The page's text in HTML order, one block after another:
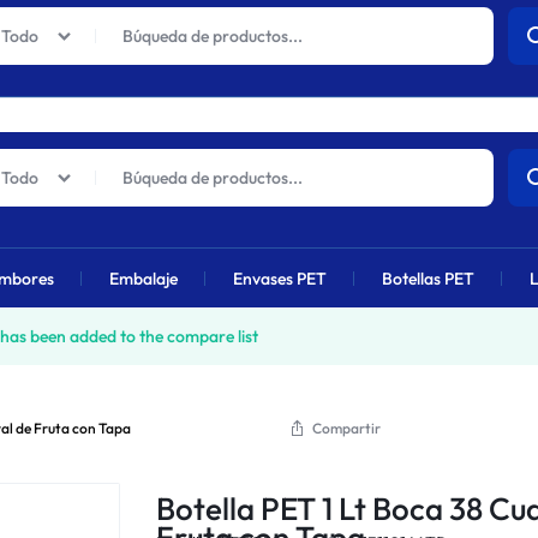
actuales sufrirán un aumento global próximamente debido al alza en
Todo
Embalaje Envases PET Botellas PET
Todo
been added to the compare list
de Fruta con Tapa Compartir
Botella PET 1 Lt Boca 38